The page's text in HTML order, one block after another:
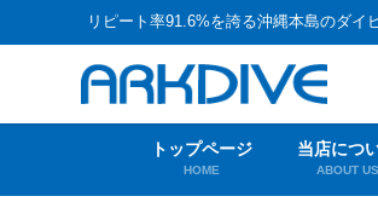
リピート率91.6%を誇る沖縄本島のダイ
トップページ
HOME
当店につ
ABOUT US